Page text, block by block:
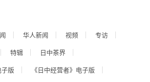
华人新闻 视频
专访
特辑
日中茶界
子版
《日中经营者》电子版